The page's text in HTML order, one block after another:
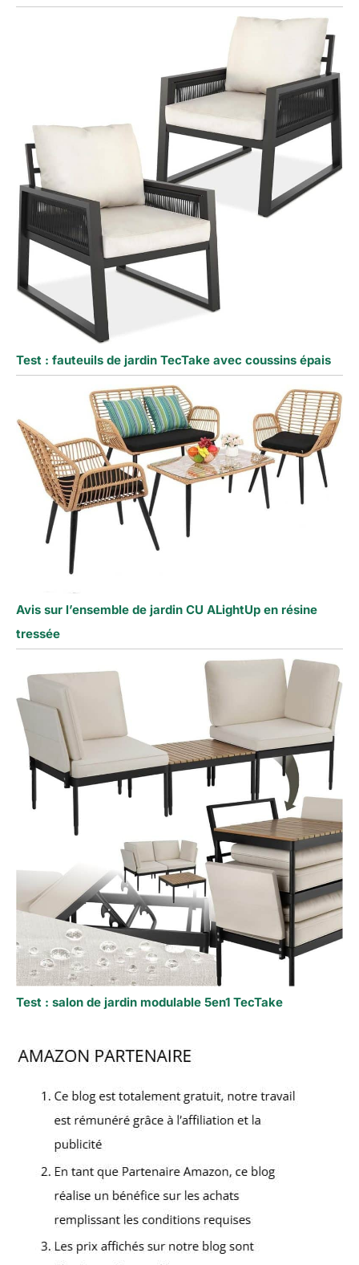
Test : fauteuils de jardin TecTake avec coussins épais
Avis sur l’ensemble de jardin CU ALightUp en résine
tressée
Test : salon de jardin modulable 5en1 TecTake